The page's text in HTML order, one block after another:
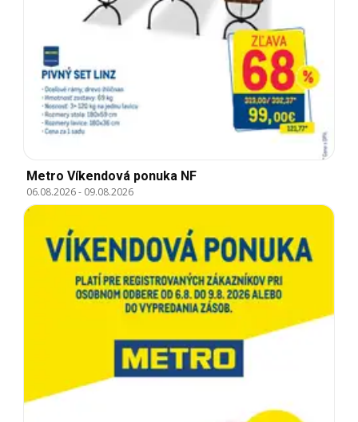
Metro Víkendová ponuka NF
06.08.2026- 09.08.2026